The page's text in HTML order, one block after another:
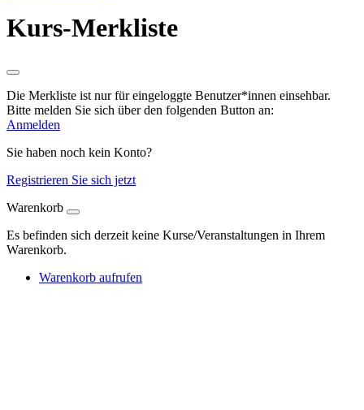
Kurs-Merkliste
Die Merkliste ist nur für eingeloggte Benutzer*innen einsehbar.
Bitte melden Sie sich über den folgenden Button an:
Anmelden
Sie haben noch kein Konto?
Registrieren Sie sich jetzt
Warenkorb
Es befinden sich derzeit keine Kurse/Veranstaltungen in Ihrem
Warenkorb.
Warenkorb aufrufen